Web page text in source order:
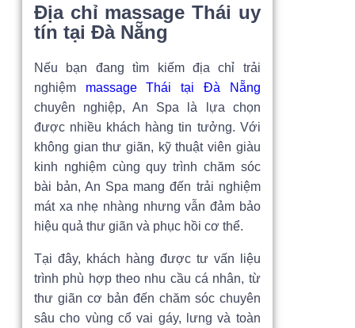
Địa chỉ massage Thái uy
tín tại Đà Nẵng
Nếu bạn đang tìm kiếm địa chỉ trải
nghiệm massage Thái tại Đà Nẵng
chuyên nghiệp, An Spa là lựa chọn
được nhiều khách hàng tin tưởng. Với
không gian thư giãn, kỹ thuật viên giàu
kinh nghiệm cùng quy trình chăm sóc
bài bản, An Spa mang đến trải nghiệm
mát xa nhẹ nhàng nhưng vẫn đảm bảo
hiệu quả thư giãn và phục hồi cơ thể.
Tại đây, khách hàng được tư vấn liệu
trình phù hợp theo nhu cầu cá nhân, từ
thư giãn cơ bản đến chăm sóc chuyên
sâu cho vùng cổ vai gáy, lưng và toàn